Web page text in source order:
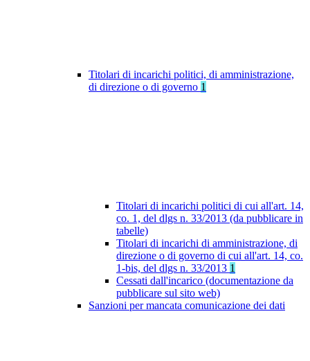
Titolari di incarichi politici, di amministrazione,
di direzione o di governo 1
Titolari di incarichi politici di cui all'art. 14,
co. 1, del dlgs n. 33/2013 (da pubblicare in
tabelle)
Titolari di incarichi di amministrazione, di
direzione o di governo di cui all'art. 14, co.
1-bis, del dlgs n. 33/2013 1
Cessati dall'incarico (documentazione da
pubblicare sul sito web)
Sanzioni per mancata comunicazione dei dati